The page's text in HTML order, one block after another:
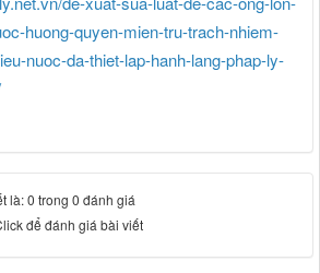
huong-quyen-mien-tru-trach-nhiem-
nuoc-da-thiet-lap-hanh-lang-phap-ly-
là: 0 trong 0 đánh giá
để đánh giá bài viết